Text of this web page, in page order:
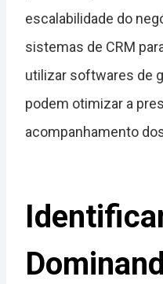
escalabilidade do
sistemas de CRM
utilizar softwares de
podem otimizar a
acompanhamento